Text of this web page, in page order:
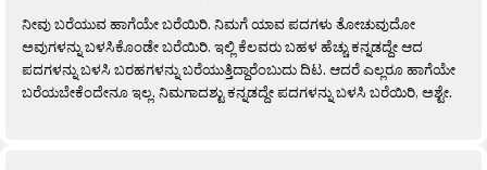
ನೀವು ಬರೆಯುವ ಹಾಗೆಯೇ ಬರೆಯಿರಿ. ನಿಮಗೆ ಯಾವ ಪದಗಳು ತೋಚುವುದೋ
ಅವುಗಳನ್ನು ಬಳಸಿಕೊಂಡೇ ಬರೆಯಿರಿ. ಇಲ್ಲಿ ಕೆಲವರು ಬಹಳ ಹೆಚ್ಚು ಕನ್ನಡದ್ದೇ ಆದ
ಪದಗಳನ್ನು ಬಳಸಿ ಬರಹಗಳನ್ನು ಬರೆಯುತ್ತಿದ್ದಾರೆಂಬುದು ದಿಟ. ಆದರೆ ಎಲ್ಲರೂ ಹಾಗೆಯೇ
ಬರೆಯಬೇಕೆಂದೇನೂ ಇಲ್ಲ. ನಿಮಗಾದಶ್ಟು ಕನ್ನಡದ್ದೇ ಪದಗಳನ್ನು ಬಳಸಿ ಬರೆಯಿರಿ, ಅಶ್ಟೇ.